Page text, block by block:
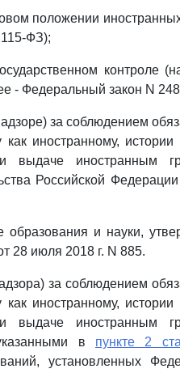
положении
ФЗ);
контроле
- Федеральный закон N
за соблюдением
иностранному, истории
выдаче иностранным
Российской
и науки,
28 июля 2018 г. N 885.
за соблюдением
иностранному, истории
выдаче иностранным
в пункте 2
установленных